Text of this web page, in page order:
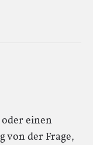
einen
von der Frage,